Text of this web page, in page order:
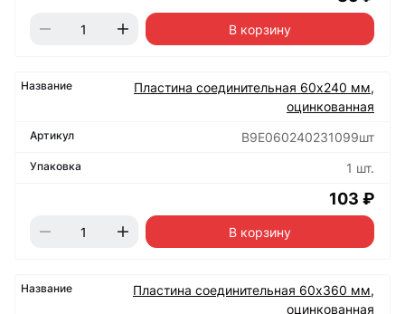
В корзину
Пластина соединительная 60х240 мм,
оцинкованная
B9E060240231099шт
1 шт.
103 ₽
В корзину
Пластина соединительная 60х360 мм,
оцинкованная